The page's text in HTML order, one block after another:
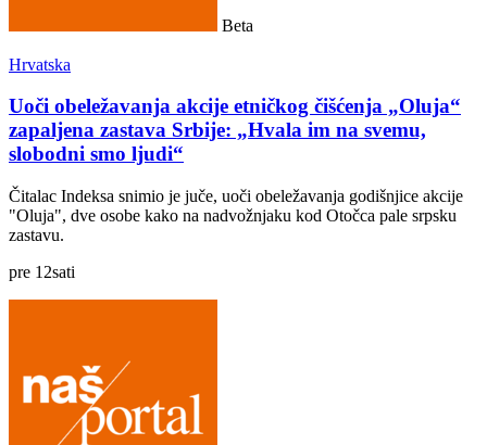
Beta
Hrvatska
Uoči obeležavanja akcije etničkog čišćenja „Oluja“
zapaljena zastava Srbije: „Hvala im na svemu,
slobodni smo ljudi“
Čitalac Indeksa snimio je juče, uoči obeležavanja godišnjice akcije
"Oluja", dve osobe kako na nadvožnjaku kod Otočca pale srpsku
zastavu.
pre 12sati